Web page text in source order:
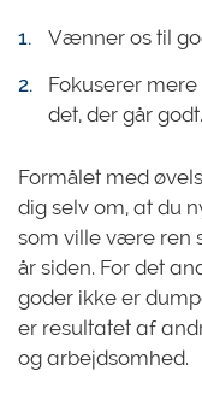
Vænner os til
Fokuserer
det, der går godt.
Formålet med
dig selv om, at du
som ville være ren
år siden. For det
goder ikke er
er resultatet af
og arbejdsomhed.